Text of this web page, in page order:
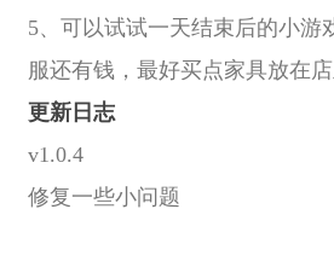
5、可以试试一天结束后的小游
服还有钱，最好买点家具放在
更新日志
v1.0.4
修复一些小问题